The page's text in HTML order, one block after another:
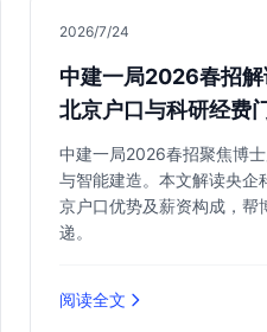
2026/7/24
中建一局2026春招解
北京户口与科研经费
中建一局2026春招聚焦博
与智能建造。本文解读央企
京户口优势及薪资构成，帮
递。
阅读全文